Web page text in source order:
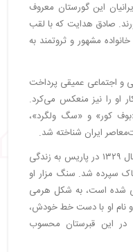
این گورستان معروف
صادق هدایت که با لقب
مشهور و ثروتمند به
و اجتماعی عمیقی پرداخت
او را نیز منعکس می‌کرد.
«بوف کور» و «سگ ولگرد»،
ایران شناخته شد.
او پس از یک دوره افسردگی شدید، در سال ۱۳۲۹ در پاریس به زندگی
سپرده شد. سنگ مزار او
شده است، به شکل هرمی
نام او با دست خط خودش،
در این قبرستان محسوب